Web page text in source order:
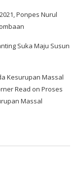
Ponpes Nurul
Suka Maju Susun
Kesurupan Massal
Read on Proses
Massal